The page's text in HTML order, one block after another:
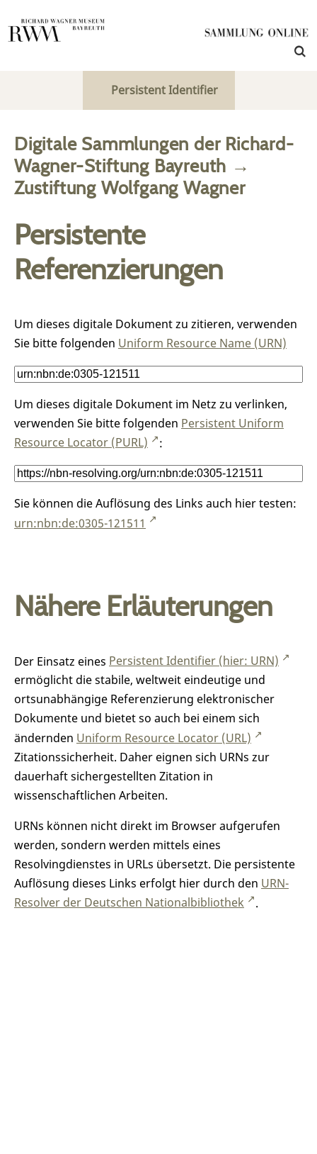
Persistent Identifier
Digitale Sammlungen der Richard-
Wagner-Stiftung Bayreuth →
Zustiftung Wolfgang Wagner
Persistente
Referenzierungen
Um dieses digitale Dokument zu zitieren, verwenden
Sie bitte folgenden Uniform Resource Name (URN)
Um dieses digitale Dokument im Netz zu verlinken,
verwenden Sie bitte folgenden Persistent Uniform
Resource Locator (PURL)
:
Sie können die Auflösung des Links auch hier testen:
urn:nbn:de:0305-121511
Nähere Erläuterungen
Der Einsatz eines Persistent Identifier (hier: URN)
ermöglicht die stabile, weltweit eindeutige und
ortsunabhängige Referenzierung elektronischer
Dokumente und bietet so auch bei einem sich
ändernden Uniform Resource Locator (URL)
Zitationssicherheit. Daher eignen sich URNs zur
dauerhaft sichergestellten Zitation in
wissenschaftlichen Arbeiten.
URNs können nicht direkt im Browser aufgerufen
werden, sondern werden mittels eines
Resolvingdienstes in URLs übersetzt. Die persistente
Auflösung dieses Links erfolgt hier durch den URN-
Resolver der Deutschen Nationalbibliothek
.